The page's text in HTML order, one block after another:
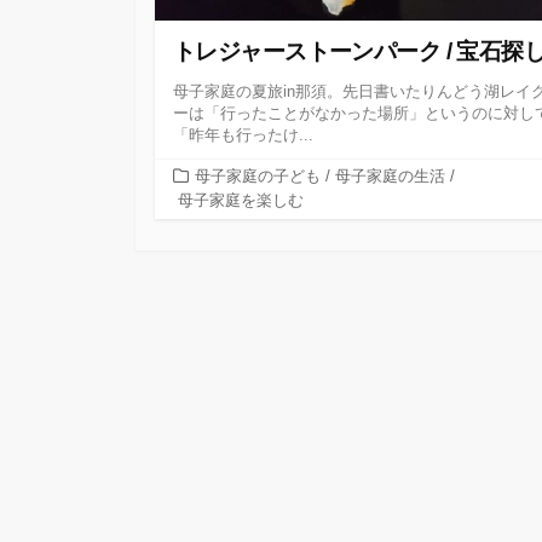
トレジャーストーンパーク / 宝石探
母子家庭の夏旅in那須。先日書いたりんどう湖レイ
ーは「行ったことがなかった場所」というのに対し
「昨年も行ったけ...
カ
テ
母子家庭の子ども / 母子家庭の生活 /
母子家庭を楽しむ